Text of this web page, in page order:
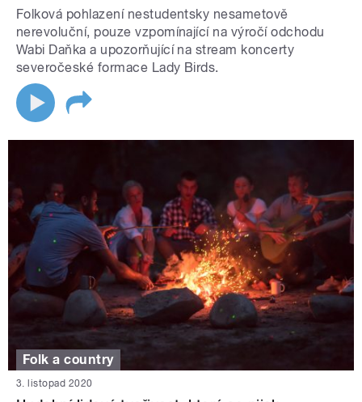
Folková pohlazení nestudentsky nesametově
nerevoluční, pouze vzpomínající na výročí odchodu
Wabi Daňka a upozorňující na stream koncerty
severočeské formace Lady Birds.
Folk a country
3. listopad 2020